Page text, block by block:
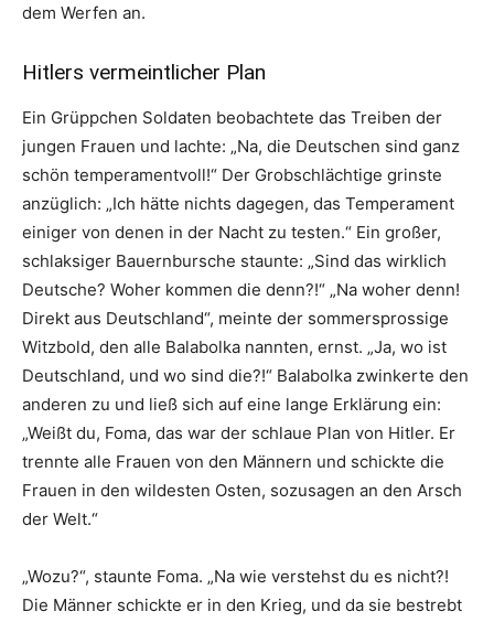
dem Werfen an.
Hitlers vermeintlicher Plan
Ein Grüppchen Soldaten beobachtete das Treiben der
jungen Frauen und lachte: „Na, die Deutschen sind ganz
schön temperamentvoll!“ Der Grobschlächtige grinste
anzüglich: „Ich hätte nichts dagegen, das Temperament
einiger von denen in der Nacht zu testen.“ Ein großer,
schlaksiger Bauernbursche staunte: „Sind das wirklich
Deutsche? Woher kommen die denn?!“ „Na woher denn!
Direkt aus Deutschland“, meinte der sommersprossige
Witzbold, den alle Balabolka nannten, ernst. „Ja, wo ist
Deutschland, und wo sind die?!“ Balabolka zwinkerte den
anderen zu und ließ sich auf eine lange Erklärung ein:
„Weißt du, Foma, das war der schlaue Plan von Hitler. Er
trennte alle Frauen von den Männern und schickte die
Frauen in den wildesten Osten, sozusagen an den Arsch
der Welt.“
„Wozu?“, staunte Foma. „Na wie verstehst du es nicht?!
Die Männer schickte er in den Krieg, und da sie bestrebt